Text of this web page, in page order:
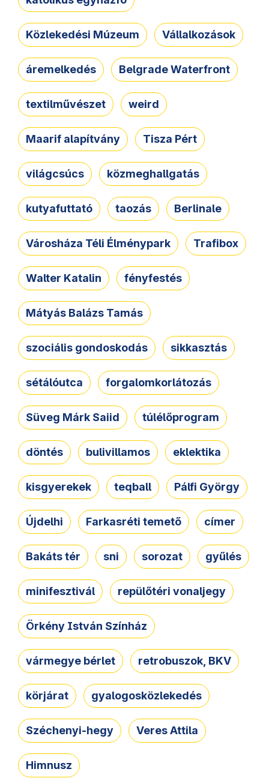
Közlekedési Múzeum Vállalkozások
áremelkedés Belgrade Waterfront
textilművészet weird
Maarif alapítvány Tisza Pért
világcsúcs közmeghallgatás
kutyafuttató taozás Berlinale
Városháza Téli Élménypark Trafibox
Walter Katalin fényfestés
Mátyás Balázs Tamás
szociális gondoskodás sikkasztás
sétálóutca forgalomkorlátozás
Süveg Márk Saiid túlélőprogram
döntés bulivillamos eklektika
kisgyerekek teqball Pálfi György
Újdelhi Farkasréti temető címer
Bakáts tér sni sorozat gyűlés
minifesztivál repülőtéri vonaljegy
Örkény István Színház
vármegye bérlet retrobuszok, BKV
körjárat gyalogosközlekedés
Széchenyi-hegy Veres Attila
Himnusz